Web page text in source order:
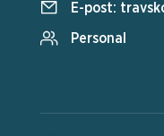
E-post:
Personal